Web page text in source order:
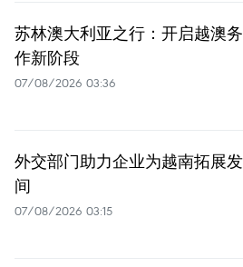
苏林澳大利亚之行：开启越澳
作新阶段
07/08/2026 03:36
外交部门助力企业为越南拓展
间
07/08/2026 03:15